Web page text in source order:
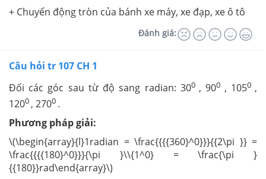
+ Chuyển động tròn của bánh xe máy, xe đạp, xe ô tô
Đánh giá:
Câu hỏi tr 107 CH 1
Đổi các góc sau từ độ sang radian: 300 , 900 , 1050 ,
1200 , 2700 .
Phương pháp giải:
\(\begin{array}{l}1radian = \frac{{{{360}^0}}}{{2\pi }} =
\frac{{{{180}^0}}}{\pi }\\{1^0} = \frac{\pi }
{{180}}rad\end{array}\)